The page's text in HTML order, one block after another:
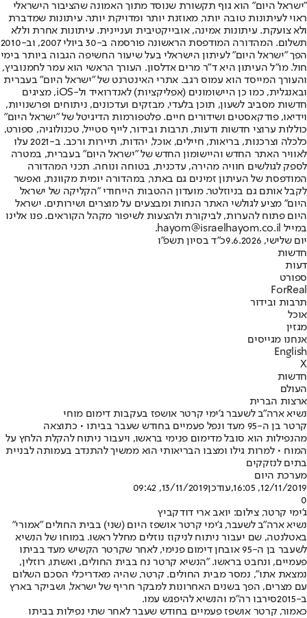
"ישראל היום" הוא גוף תקשורת שנוסד מתוך האמונה שהציבור הישראלי
ראוי לעיתונות טובה יותר, מאוזנת יותר ומדויקת יותר. עיתונות שמדברת
ולא צועקת. עיתונות אמינה, אובייקטיבית ועניינית. עיתונות אחרת וללא
תשלום. המהדורה המודפסת הראשונה פורסמה ב-30 ביולי 2007, וב-2010
הפך "ישראל היום" לעיתון הישראלי בעל שיעור החשיפה הגבוה ביותר בימי
חול. מו"ל העיתון היא ד"ר מרים אדלסון. העורך הראשי הוא עמר לחמנוביץ,
והעורך המייסד הוא עמוס רגב. אתרי האינטרנט של "ישראל היום" בעברית
ובאנגלית, כמו כן היישומונים (אפליקציות) לאנדרואיד ול-iOS, מציגים
חדשות מסביב לשעון, תוכן בלעדי, מבזקים ועדכונים, ניתוחים ופרשנויות,
וידיאו, פודקאסטים ושידורים חיים. פלטפורמות הדיגיטל של "ישראל היום"
כוללות ערוצי חדשות ודעות, תרבות ובידור, לייף סטייל, טכנולוגיה, ספורט,
כלכלה וצרכנות, בריאות, חיילים, אוכל, יהדות, תיירות ורכב. ב-2021 עלו
לאוויר האתר החדש והיישומון החדש של "ישראל היום" בעברית, במטרה
לספק לגולשים חוויה מהירה, עדכנית, בטוחה ונוחה. תכני המהדורה
המודפסת של העיתון זמינים גם באתר, במהדורה יומית מקוונת, ואפשר
לקבל אותם גם בניוזלטר. מועדון ההטבות הייחודי "הקליקה של ישראל
היום" מציע לגולשי האתר הנחות ומבצעים על מוצרים ושירותים. ישראל
היום פתוח להערות, לביקורת ולהצעות לשיפור מקהל הקוראים. פנו אלינו
במייל hayom@israelhayom.co.il.
יום שלישי, 9.6.2026
כ"ד בסיון תשפ"ו
חדשות
דעות
ספורט
ForReal
תרבות ובידור
אוכל
מגזין
אנחנו מגייסים
English
X
חדשות
העולם
ארצות הברית
נשיא ארה"ב לשעבר ג'ימי קרטר אושפז בעקבות דימום מוחי
קרטר בן ה-95 מעד ונפל פעמיים בחודש שעבר בביתו • כתוצאה
מהנפילות הוא סובל מדימום פנימי בראשו, ויעבור ניתוח להקלת הלחץ על
המוח • למרות גילו ומצבו הבריאותי הוא ממשיך להתנדב בעמותה לבניית
בתים לנזקקים
מערכת היום
12/11/2019, 16:05
,עודכן13/11/2019, 09:42
0
ג'ימי קרטר, צילום: יואב ארי דודקביץ
נשיא ארה"ב לשעבר, ג'ימי קרטר אושפז היום (שני) בבית החולים "אמורי"
באטלנטה, שם יעבור ניתוח לניקוז נוזלים מחלל ראשו. במוחו של הנשיא
לשעבר בן ה-95 אובחן דימום פנימי, לאחר שקרטר הקשיש מעד בביתו
פעמיים, ונחבט בראשו. "הנשיא קרטר נח בבית החולים, ואשתו, רוזלין,
נמצאת אתו", נמסר מבית החולים. קרטר, שהיה מאדריכלי הסכם השלום
עם מצרים, הפך בשנים האחרונות למבקר חריף של ישראל, ושביקר בארץ
ב-2015
סירבו רה"מ והנשיא להיפגש עמו.
כאמור, קרטר אושפז פעמיים בחודש שעבר לאחר שתי נפילות בביתו